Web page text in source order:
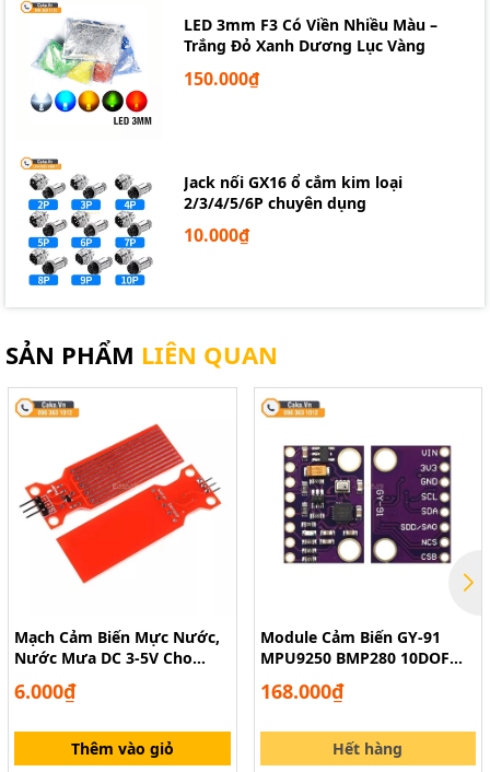
Cảm biến khí CO MQ-7 Arduino
LED 3mm F3 Có Viền Nhiều Màu –
Trắng Đỏ Xanh Dương Lục Vàng
150.000₫
Jack nối GX16 ổ cắm kim loại
2/3/4/5/6P chuyên dụng
10.000₫
SẢN PHẨM LIÊN QUAN
Mạch Cảm Biến Mực Nước,
Nước Mưa DC 3-5V Cho
6.000₫
Thêm vào giỏ
Module Cảm Biến GY-91
MPU9250 BMP280 10DOF
168.000₫
Hết hàng